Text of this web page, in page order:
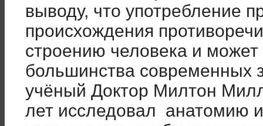
выводу, что употребление
происхождения
строению человека и
большинства современных
учёный Доктор Милтон
лет исследовал анатомию